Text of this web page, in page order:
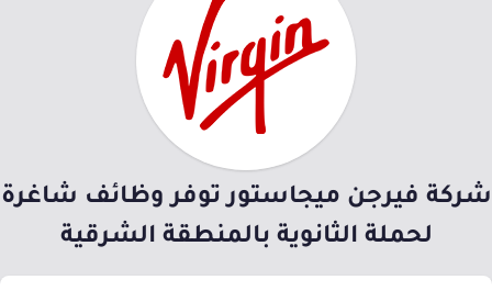
شركة فيرجن ميجاستور توفر وظائف شاغرة
لحملة الثانوية بالمنطقة الشرقية